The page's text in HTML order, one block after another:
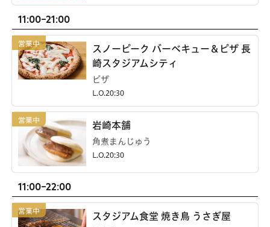
11:00-21:00
スノーピーク バーベキュー＆ピザ 長
崎スタジアムシティ
ピザ
L.O.20:30
岩崎本舗
角煮まんじゅう
L.O.20:30
11:00-22:00
スタジアム食堂 焼き鳥 うさぎ屋